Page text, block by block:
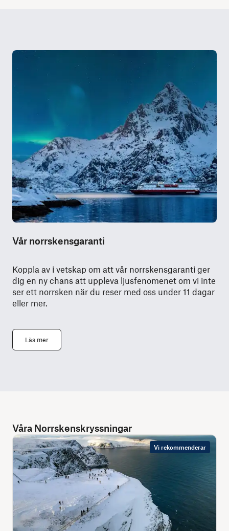
Vår norrskensgaranti
Koppla av i vetskap om att vår norrskensgaranti ger
dig en ny chans att uppleva ljusfenomenet om vi inte
ser ett norrsken när du reser med oss under 11 dagar
eller mer.
Läs mer
Våra Norrskenskryssningar
Vi rekommenderar